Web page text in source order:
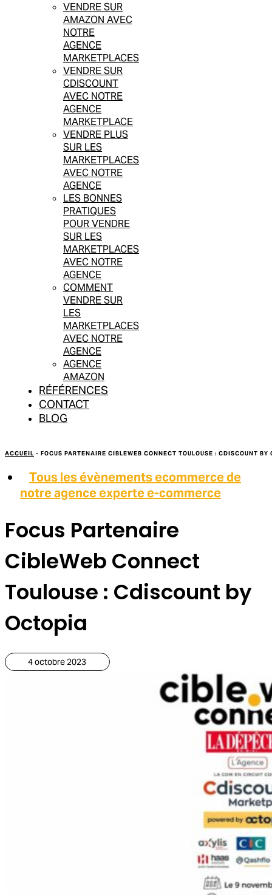
VENDRE SUR
AMAZON AVEC
NOTRE
AGENCE
MARKETPLACES
VENDRE SUR
CDISCOUNT
AVEC NOTRE
AGENCE
MARKETPLACE
VENDRE PLUS
SUR LES
MARKETPLACES
AVEC NOTRE
AGENCE
LES BONNES
PRATIQUES
POUR VENDRE
SUR LES
MARKETPLACES
AVEC NOTRE
AGENCE
COMMENT
VENDRE SUR
LES
MARKETPLACES
AVEC NOTRE
AGENCE
AGENCE
AMAZON
RÉFÉRENCES
CONTACT
BLOG
ACCUEIL - FOCUS PARTENAIRE CIBLEWEB CONNECT TOULOUSE : CDISCOUNT BY
Tous les évènements ecommerce de
notre agence experte e-commerce
Focus Partenaire
CibleWeb Connect
Toulouse : Cdiscount by
Octopia
4 octobre 2023